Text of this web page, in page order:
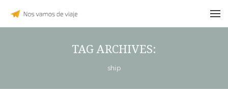
TAG ARCHIVES:
ship